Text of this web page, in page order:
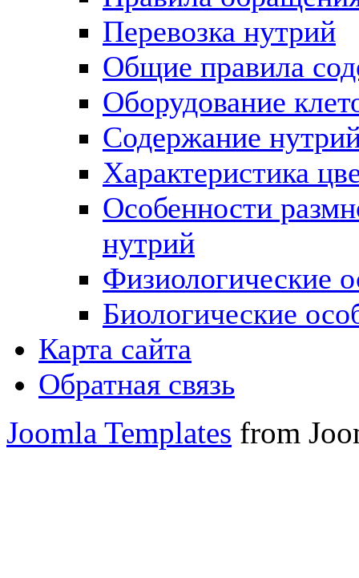
Перевозка нутрий
Общие правила
Оборудование
Содержание
Характеристика
Особенности
нутрий
Физиологические
Биологические
Карта сайта
Обратная связь
Joomla Templates from